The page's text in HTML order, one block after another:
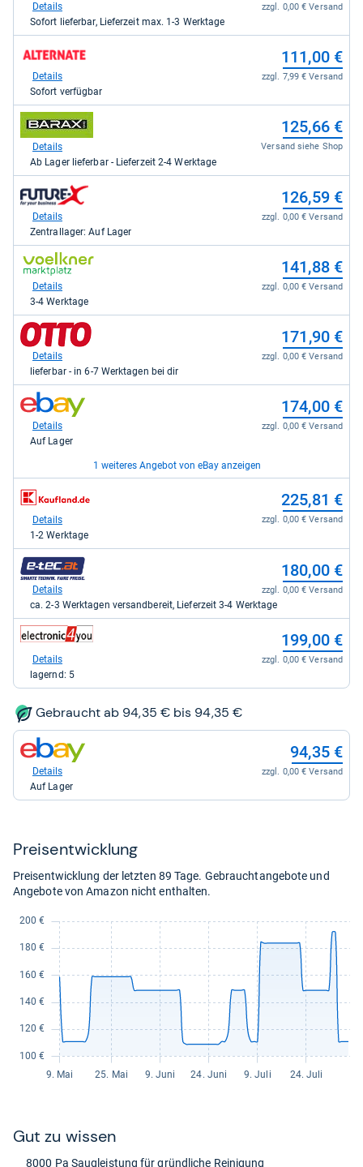
computeruniverse.net
kaufen.
zzgl. 0,00 € Versand
Details
Sofort lieferbar, Lieferzeit max. 1-3 Werktage
zum
Shop:
Alternate
111,00
kaufen.
111,00 €
zzgl. 7,99 € Versand
Details
Sofort verfügbar
zum
Shop:
barax
kaufen.
125,66 €
Versand siehe Shop
Details
Ab Lager lieferbar - Lieferzeit 2-4 Werktage
zum
Shop:
Future-
126,59
kaufen.
126,59 €
zzgl. 0,00 € Versand
Details
Zentrallager: Auf Lager
zum
Shop:
voelkner
für
141,88
kaufen.
141,88 €
zzgl. 0,00 € Versand
Details
3-4 Werktage
zum
Shop:
Otto.de
171,90
kaufen.
171,90 €
zzgl. 0,00 € Versand
Details
lieferbar - in 6-7 Werktagen bei dir
zum
Shop:
eBay
kaufen.
174,00 €
zzgl. 0,00 € Versand
Details
Auf Lager
1 weiteres Angebot von eBay anzeigen
zum
Shop:
eBay
199,00
kaufen.
199,00 €
zzgl. 0,00 € Versand
Details
Auf Lager
zum
Shop:
Kaufland
225,81
kaufen.
225,81 €
zzgl. 0,00 € Versand
Details
1-2 Werktage
zum
Shop:
für
180,00
180,00 €
zzgl. 0,00 € Versand
Details
ca. 2-3 Werktagen versandbereit, Lieferzeit 3-4 Werktage
zum
Shop:
electronic4you.de
kaufen.
199,00 €
zzgl. 0,00 € Versand
Details
lagernd: 5
Gebraucht ab 94,35 € bis 94,35 €
zum
Shop:
eBay
94,35 €
zzgl. 0,00 € Versand
Details
Auf Lager
Preis­ent­wick­lung
Preisentwicklung der letzten 89 Tage. Gebrauchtangebote und
Angebote von Amazon nicht enthalten.
Gut zu wis­sen
8000 Pa Sau­g­leis­tung für gründ­li­che Rei­ni­gung